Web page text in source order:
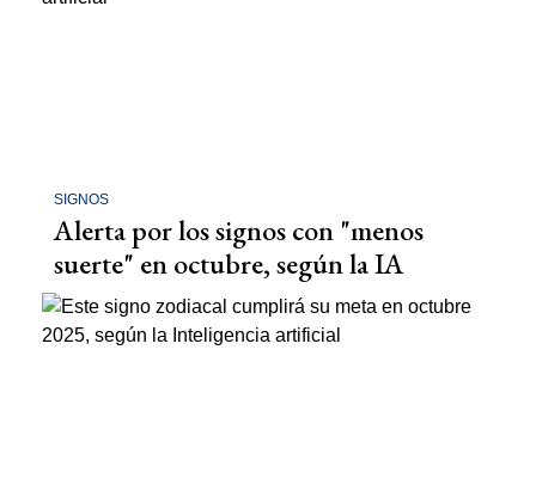
SIGNOS
Alerta por los signos con "menos
suerte" en octubre, según la IA